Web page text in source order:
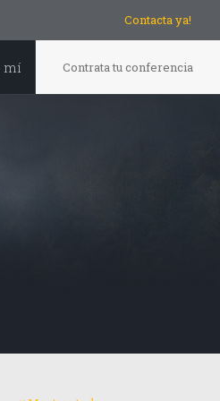
Contacta ya!
mí Contrata tu conferencia